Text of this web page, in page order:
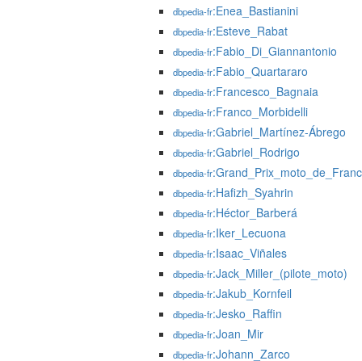
dbpedia-fr:Enea_Bastianini
dbpedia-fr:Esteve_Rabat
dbpedia-fr:Fabio_Di_Giannantonio
dbpedia-fr:Fabio_Quartararo
dbpedia-fr:Francesco_Bagnaia
dbpedia-fr:Franco_Morbidelli
dbpedia-fr:Gabriel_Martínez-Ábrego
dbpedia-fr:Gabriel_Rodrigo
dbpedia-fr
dbpedia-fr:Hafizh_Syahrin
dbpedia-fr:Héctor_Barberá
dbpedia-fr:Iker_Lecuona
dbpedia-fr:Isaac_Viñales
dbpedia-fr:Jack_Miller_(pilote_moto)
dbpedia-fr:Jakub_Kornfeil
dbpedia-fr:Jesko_Raffin
dbpedia-fr:Joan_Mir
dbpedia-fr:Johann_Zarco